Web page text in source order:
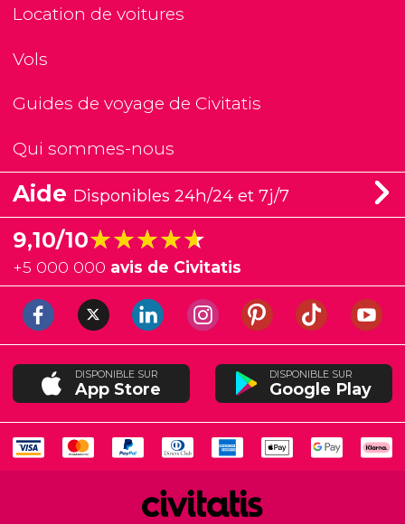
Location de voitures
Vols
Guides de voyage de Civitatis
Qui sommes-nous
Aide Disponibles 24h/24 et 7j/7
9,10/10★★★★★
★★★★★
+5 000 000 avis de Civitatis
DISPONIBLE SUR
App Store
DISPONIBLE SUR
Google Play